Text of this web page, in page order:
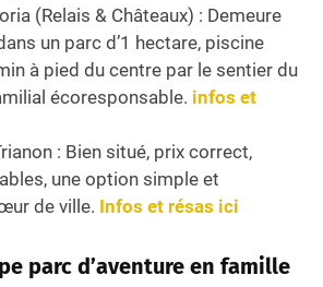
(Relais & Châteaux) : Demeure
un parc d’1 hectare, piscine
à pied du centre par le sentier du
écoresponsable. infos et
: Bien situé, prix correct,
une option simple et
de ville. Infos et résas ici
parc d’aventure en famille